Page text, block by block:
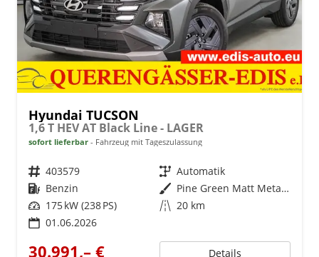
Hyundai TUCSON
1,6 T HEV AT Black Line - LAGER
sofort lieferbar Fahrzeug mit Tageszulassung
Fahrzeugnr. 403579 Getriebe Automatik
Kraftstoff Benzin Außenfarbe
Pine Green Matt Metallic ()
Leistung 175 kW (238 PS) Kilometerstand 20 km
01.06.2026
30.991,– € Details